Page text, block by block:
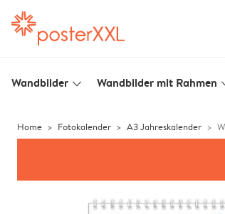
Wandbilder slim_arrow_down Wandbilder mit Rahmen
Home Fotokalender A3 Jahreskalender